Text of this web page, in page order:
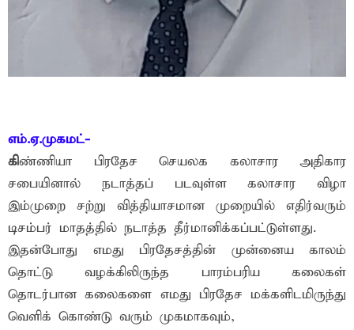
எம்.ஏ.முகமட்-
கிண்ணியா பிரதேச செயலக கலாசார அதிகார
சபையினால் நடாத்தப் படவுள்ள கலாசார விழா
இம்முறை சற்று வித்தியாசமான முறையில் எதிர்வரும்
டிசம்பர் மாதத்தில் நடாத்த தீர்மானிக்கப்பட்டுள்ளது.
இதன்போது எமது பிரதேசத்தின் முன்னைய காலம்
தொட்டு வழக்கிலிருந்த பாரம்பரிய கலைகள்
தொடர்பான கலைகளை எமது பிரதேச மக்களிடமிருந்து
வெளிக் கொண்டு வரும் முகமாகவும்,